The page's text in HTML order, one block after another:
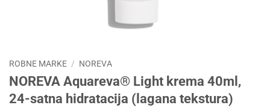
ROBNE MARKE / NOREVA
NOREVA Aquareva® Light krema 40ml,
24-satna hidratacija (lagana tekstura)